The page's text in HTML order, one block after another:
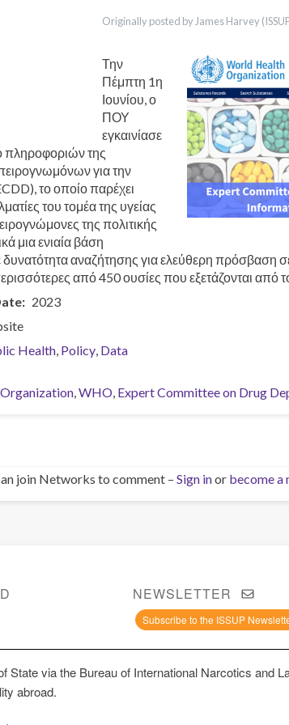
Originally posted by James Harvey
Την
Πέμπτη 1η
Ιουνίου, ο
ΠΟΥ
εγκαινίασε
πληροφοριών της
για την
το οποίο παρέχει
του τομέα της υγείας
της πολιτικής
μια ενιαία βάση
αναζήτησης για ελεύθερη πρόσβαση σε
από 450 ουσίες που εξετάζονται από
2023
Health Policy Data
WHO Expert Committee on Drug
join Networks to comment – Sign inor become a
NEWSLETTER
Subscribe to the ISSUP
State via the Bureau of International Narcotics and
abroad.